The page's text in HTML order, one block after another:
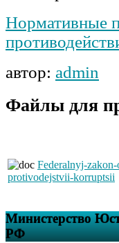
Нормативные
автор: admin
Файлы для
Federalnyj-
protivodejstvii-korruptsii
Министерство
РФ